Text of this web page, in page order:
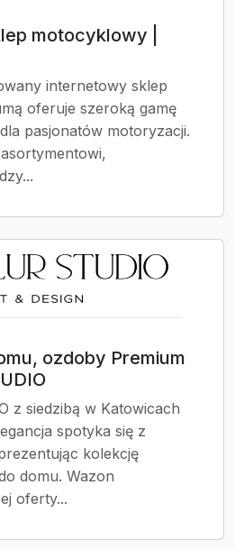
motocyklowy |
internetowy sklep
oferuje szeroką gamę
pasjonatów motoryzacji.
ozdoby Premium
z siedzibą w Katowicach
spotyka się z
kolekcję
domu. Wazon
oferty...